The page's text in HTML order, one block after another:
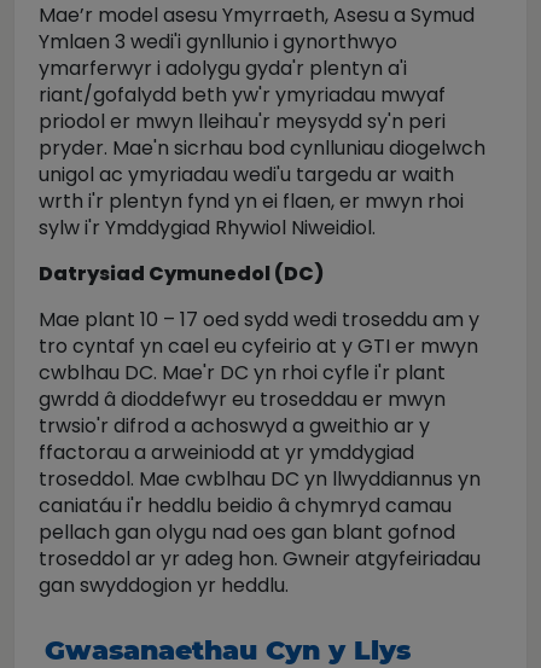
Mae’r model asesu Ymyrraeth, Asesu a Symud
Ymlaen 3 wedi'i gynllunio i gynorthwyo
ymarferwyr i adolygu gyda'r plentyn a'i
riant/gofalydd beth yw'r ymyriadau mwyaf
priodol er mwyn lleihau'r meysydd sy'n peri
pryder. Mae'n sicrhau bod cynlluniau diogelwch
unigol ac ymyriadau wedi'u targedu ar waith
wrth i'r plentyn fynd yn ei flaen, er mwyn rhoi
sylw i'r Ymddygiad Rhywiol Niweidiol.
Datrysiad Cymunedol (DC)
Mae plant 10 – 17 oed sydd wedi troseddu am y
tro cyntaf yn cael eu cyfeirio at y GTI er mwyn
cwblhau DC. Mae'r DC yn rhoi cyfle i'r plant
gwrdd â dioddefwyr eu troseddau er mwyn
trwsio'r difrod a achoswyd a gweithio ar y
ffactorau a arweiniodd at yr ymddygiad
troseddol. Mae cwblhau DC yn llwyddiannus yn
caniatáu i'r heddlu beidio â chymryd camau
pellach gan olygu nad oes gan blant gofnod
troseddol ar yr adeg hon. Gwneir atgyfeiriadau
gan swyddogion yr heddlu.
Gwasanaethau Cyn y Llys